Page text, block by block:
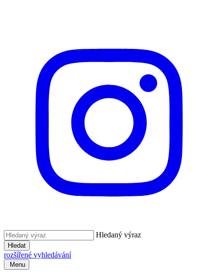
Hledaný výraz
Hledat
rozšířené vyhledávání
Menu